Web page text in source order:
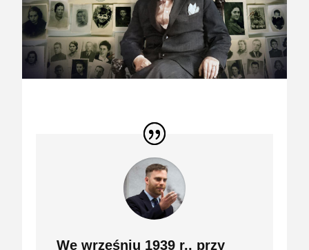
We wrześniu 1939 r., przy